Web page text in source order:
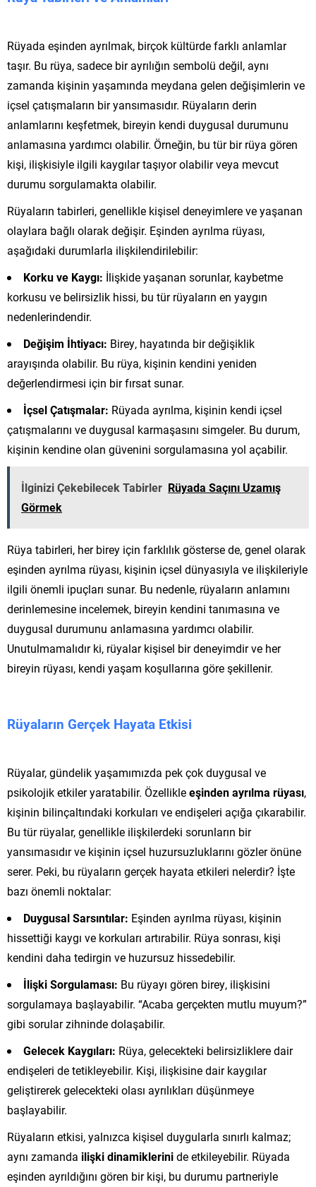
Rüyada eşinden ayrılmak, birçok kültürde farklı anlamlar
taşır. Bu rüya, sadece bir ayrılığın sembolü değil, aynı
zamanda kişinin yaşamında meydana gelen değişimlerin ve
içsel çatışmaların bir yansımasıdır. Rüyaların derin
anlamlarını keşfetmek, bireyin kendi duygusal durumunu
anlamasına yardımcı olabilir. Örneğin, bu tür bir rüya gören
kişi, ilişkisiyle ilgili kaygılar taşıyor olabilir veya mevcut
durumu sorgulamakta olabilir.
Rüyaların tabirleri, genellikle kişisel deneyimlere ve yaşanan
olaylara bağlı olarak değişir. Eşinden ayrılma rüyası,
aşağıdaki durumlarla ilişkilendirilebilir:
Korku ve Kaygı: İlişkide yaşanan sorunlar, kaybetme
korkusu ve belirsizlik hissi, bu tür rüyaların en yaygın
nedenlerindendir.
Değişim İhtiyacı: Birey, hayatında bir değişiklik
arayışında olabilir. Bu rüya, kişinin kendini yeniden
değerlendirmesi için bir fırsat sunar.
İçsel Çatışmalar: Rüyada ayrılma, kişinin kendi içsel
çatışmalarını ve duygusal karmaşasını simgeler. Bu durum,
kişinin kendine olan güvenini sorgulamasına yol açabilir.
İlginizi Çekebilecek Tabirler Rüyada Saçını Uzamış
Görmek
Rüya tabirleri, her birey için farklılık gösterse de, genel olarak
eşinden ayrılma rüyası, kişinin içsel dünyasıyla ve ilişkileriyle
ilgili önemli ipuçları sunar. Bu nedenle, rüyaların anlamını
derinlemesine incelemek, bireyin kendini tanımasına ve
duygusal durumunu anlamasına yardımcı olabilir.
Unutulmamalıdır ki, rüyalar kişisel bir deneyimdir ve her
bireyin rüyası, kendi yaşam koşullarına göre şekillenir.
Rüyaların Gerçek Hayata Etkisi
Rüyalar, gündelik yaşamımızda pek çok duygusal ve
psikolojik etkiler yaratabilir. Özellikleeşinden ayrılma rüyası,
kişinin bilinçaltındaki korkuları ve endişeleri açığa çıkarabilir.
Bu tür rüyalar, genellikle ilişkilerdeki sorunların bir
yansımasıdır ve kişinin içsel huzursuzluklarını gözler önüne
serer. Peki, bu rüyaların gerçek hayata etkileri nelerdir? İşte
bazı önemli noktalar:
Duygusal Sarsıntılar: Eşinden ayrılma rüyası, kişinin
hissettiği kaygı ve korkuları artırabilir. Rüya sonrası, kişi
kendini daha tedirgin ve huzursuz hissedebilir.
İlişki Sorgulaması: Bu rüyayı gören birey, ilişkisini
sorgulamaya başlayabilir. “Acaba gerçekten mutlu muyum?”
gibi sorular zihninde dolaşabilir.
Gelecek Kaygıları: Rüya, gelecekteki belirsizliklere dair
endişeleri de tetikleyebilir. Kişi, ilişkisine dair kaygılar
geliştirerek gelecekteki olası ayrılıkları düşünmeye
başlayabilir.
Rüyaların etkisi, yalnızca kişisel duygularla sınırlı kalmaz;
aynı zamanda ilişki dinamiklerinide etkileyebilir. Rüyada
eşinden ayrıldığını gören bir kişi, bu durumu partneriyle